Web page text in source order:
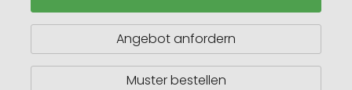
Notizbuch
Angebot anfordern
Muster bestellen